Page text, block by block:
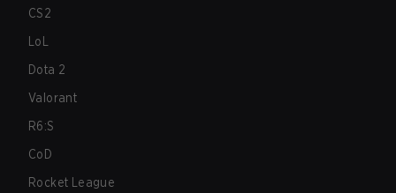
CS2
LoL
Dota 2
Valorant
R6:S
CoD
Rocket League